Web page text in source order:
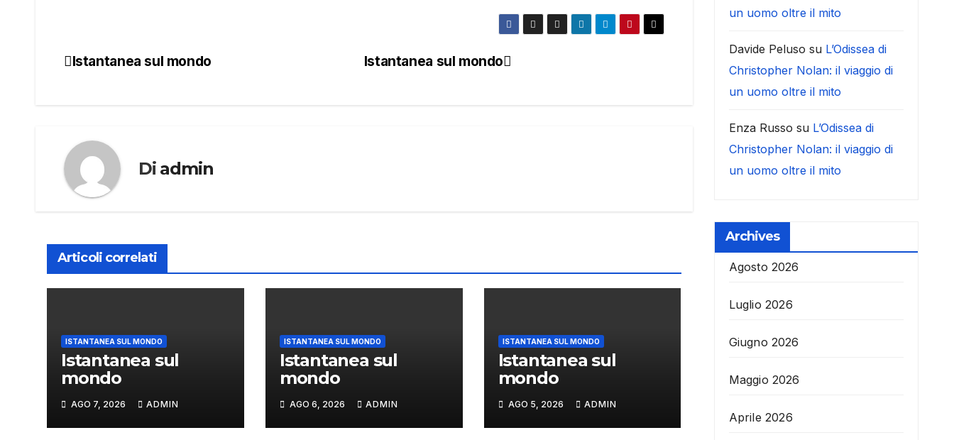
Navigazione
Istantanea sul mondo
Istantanea sul mondo
Di admin
Articoli correlati
ISTANTANEA SUL MONDO
Istantanea sul
mondo
AGO 7, 2026 ADMIN
ISTANTANEA SUL MONDO
Istantanea sul
mondo
AGO 6, 2026 ADMIN
ISTANTANEA SUL MONDO
Istantanea sul
mondo
AGO 5, 2026 ADMIN
un uomo oltre il mito
Davide Peluso su L’Odissea di
Christopher Nolan: il viaggio di
un uomo oltre il mito
Enza Russo su L’Odissea di
Christopher Nolan: il viaggio di
un uomo oltre il mito
Archives
Agosto 2026
Luglio 2026
Giugno 2026
Maggio 2026
Aprile 2026